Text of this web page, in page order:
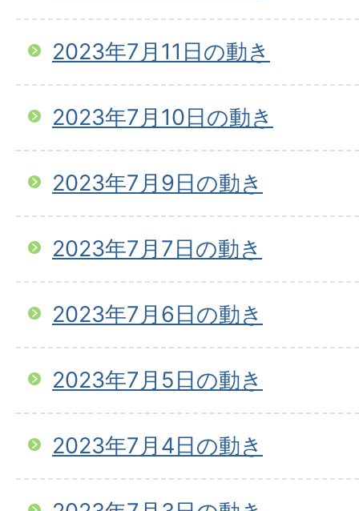
2023年7月11日の動き
2023年7月10日の動き
2023年7月9日の動き
2023年7月7日の動き
2023年7月6日の動き
2023年7月5日の動き
2023年7月4日の動き